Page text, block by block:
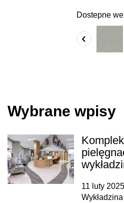
Dostepne
Wybrane wpisy
11 luty 2025